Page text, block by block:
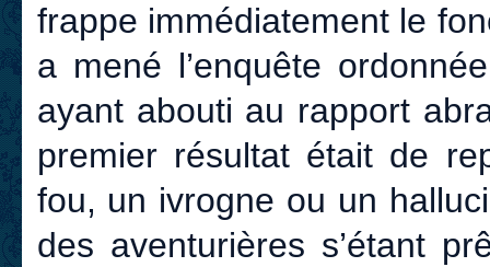
frappe immédiatement le
a mené l’enquête
ayant abouti au rapport
premier résultat était de
fou, un ivrogne ou un
des aventurières s’étant